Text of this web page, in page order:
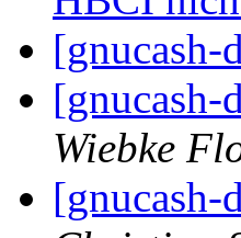
[gnucash-
[gnucash-
Wiebke
[gnucash-